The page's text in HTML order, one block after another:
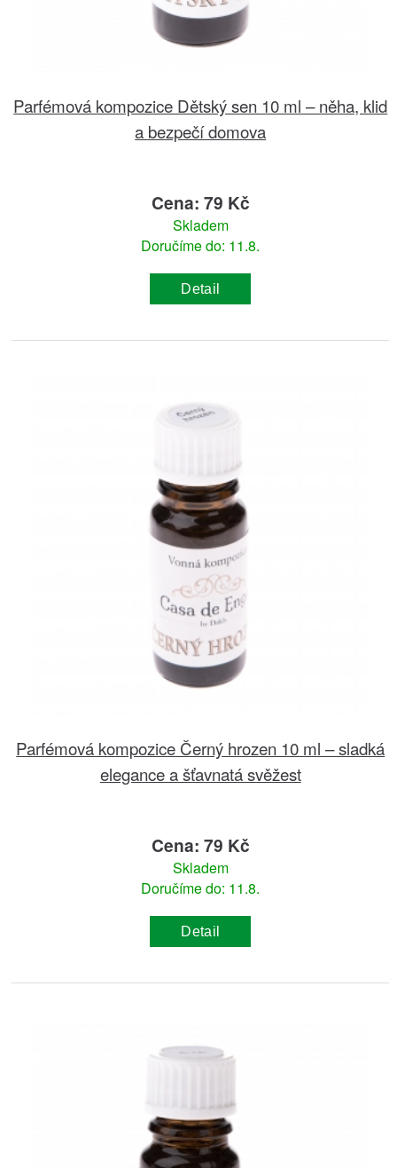
Parfémová kompozice Dětský sen 10 ml – něha, klid
a bezpečí domova
Cena: 79 Kč
Skladem
Doručíme do: 11.8.
Detail
Parfémová kompozice Černý hrozen 10 ml – sladká
elegance a šťavnatá svěžest
Cena: 79 Kč
Skladem
Doručíme do: 11.8.
Detail